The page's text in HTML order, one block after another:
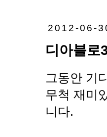
2012-06-
디아블로
그동안 기
무척 재미
니다.